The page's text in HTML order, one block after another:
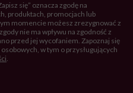
się” oznacza zgodę na
produktach, promocjach lub
momencie możesz zrezygnować z
nie ma wpływu na zgodność z
przed jej wycofaniem. Zapoznaj się
w tym o przysługujących
.